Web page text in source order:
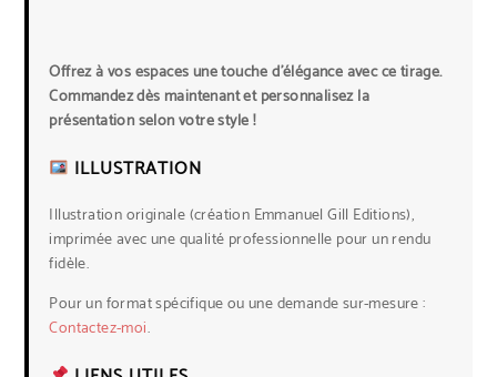
Offrez à vos espaces une touche d’élégance avec ce tirage.
Commandez dès maintenant et personnalisez la
présentation selon votre style !
ILLUSTRATION
Illustration originale (création Emmanuel Gill Editions),
imprimée avec une qualité professionnelle pour un rendu
fidèle.
Pour un format spécifique ou une demande sur-mesure :
Contactez-moi.